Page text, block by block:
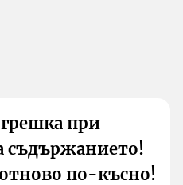
при
съдържанието!
по-късно!